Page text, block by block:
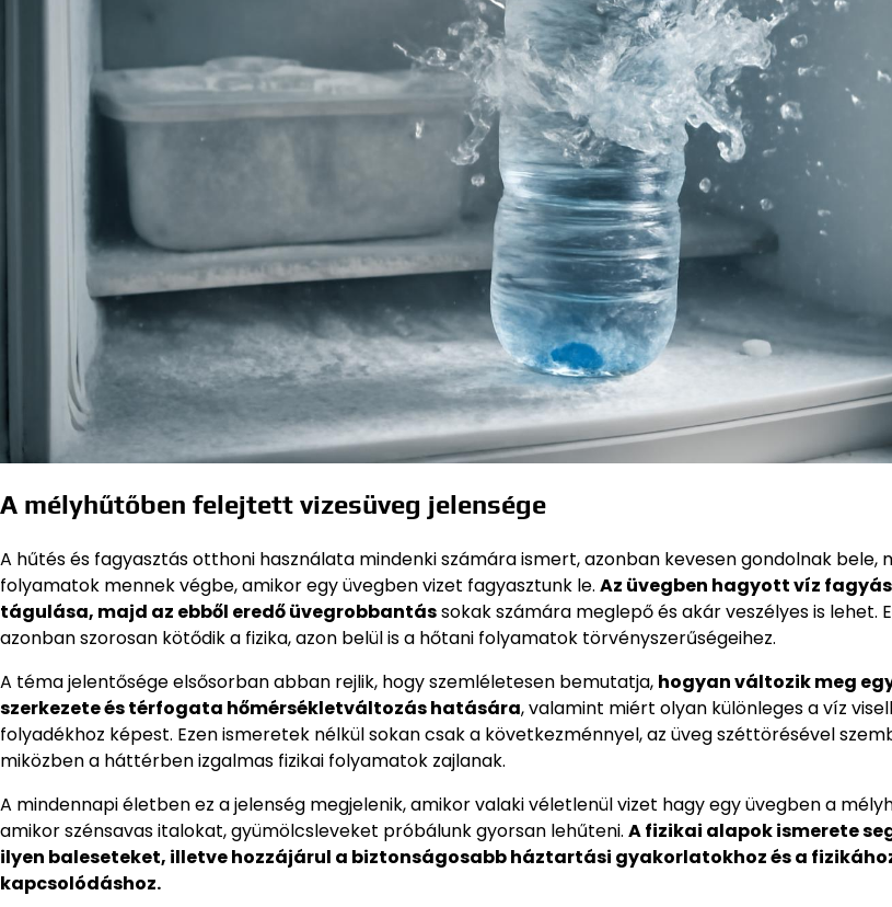
A mélyhűtőben felejtett vizesüveg jelensége
A hűtés és fagyasztás otthoni használata mindenki számára ismert, azonban kevesen gondolnak bele,
folyamatok mennek végbe, amikor egy üvegben vizet fagyasztunk le. Az üvegben hagyott víz
tágulása, majd az ebből eredő üvegrobbantássokak számára meglepő és akár veszélyes is lehet.
azonban szorosan kötődik a fizika, azon belül is a hőtani folyamatok törvényszerűségeihez.
A téma jelentősége elsősorban abban rejlik, hogy szemléletesen bemutatja, hogyan változik meg
szerkezete és térfogata hőmérsékletváltozás hatására, valamint miért olyan különleges a víz
folyadékhoz képest. Ezen ismeretek nélkül sokan csak a következménnyel, az üveg széttörésével
miközben a háttérben izgalmas fizikai folyamatok zajlanak.
A mindennapi életben ez a jelenség megjelenik, amikor valaki véletlenül vizet hagy egy üvegben a
amikor szénsavas italokat, gyümölcsleveket próbálunk gyorsan lehűteni. A fizikai alapok ismerete
ilyen baleseteket, illetve hozzájárul a biztonságosabb háztartási gyakorlatokhoz és a
kapcsolódáshoz.